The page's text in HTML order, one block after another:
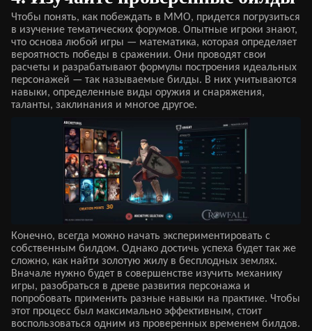
Чтобы понять, как побеждать в ММО, придется погрузиться
в изучение тематических форумов. Опытные игроки знают,
что основа любой игры — математика, которая определяет
вероятность победы в сражении. Они проводят свои
расчеты и разрабатывают формулы построения идеальных
персонажей — так называемые билды. В них учитываются
навыки, определенные виды оружия и снаряжения,
таланты, заклинания и многое другое.
Конечно, всегда можно начать экспериментировать с
собственным билдом. Однако достичь успеха будет так же
сложно, как найти золотую жилу в бесплодных землях.
Вначале нужно будет в совершенстве изучить механику
игры, разобраться в древе развития персонажа и
попробовать применить разные навыки на практике. Чтобы
этот процесс был максимально эффективным, стоит
воспользоваться одним из проверенных временем билдов.